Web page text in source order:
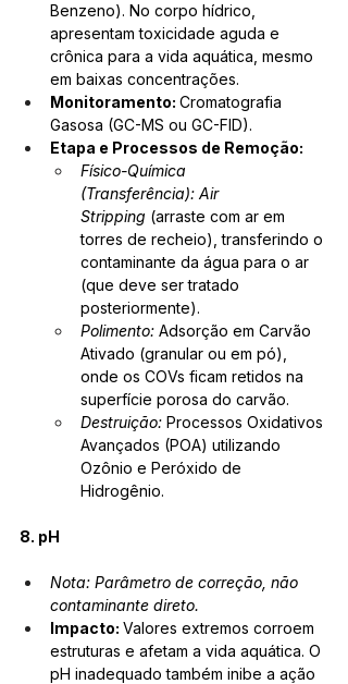
Benzeno). No corpo hídrico,
apresentam toxicidade aguda e
crônica para a vida aquática, mesmo
em baixas concentrações.
Monitoramento: Cromatografia
Gasosa (GC-MS ou GC-FID).
Etapa e Processos de Remoção:
Físico-Química
(Transferência): Air
Stripping (arraste com ar em
torres de recheio), transferindo o
contaminante da água para o ar
(que deve ser tratado
posteriormente).
Polimento: Adsorção em Carvão
Ativado (granular ou em pó),
onde os COVs ficam retidos na
superfície porosa do carvão.
Destruição: Processos Oxidativos
Avançados (POA) utilizando
Ozônio e Peróxido de
Hidrogênio.
8. pH
Nota: Parâmetro de correção, não
contaminante direto.
Impacto: Valores extremos corroem
estruturas e afetam a vida aquática. O
pH inadequado também inibe a ação